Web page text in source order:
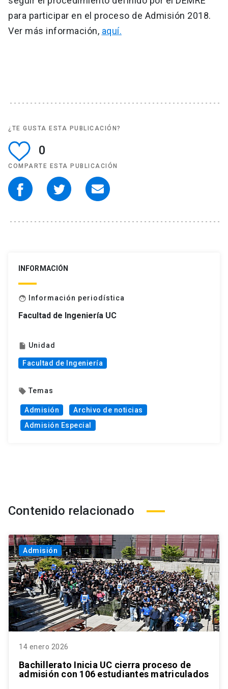
para participar en el proceso de Admisión 2018.
Ver más información, aquí.
¿TE GUSTA ESTA PUBLICACIÓN?
0
COMPARTE ESTA PUBLICACIÓN
INFORMACIÓN
face Información periodística
Facultad de Ingeniería UC
insert_drive_file Unidad
Facultad de Ingeniería
local_offer Temas
Admisión
Archivo de noticias
Admisión Especial
Contenido relacionado
Admisión
14 enero 2026
Bachillerato Inicia UC cierra proceso de
admisión con 106 estudiantes matriculados